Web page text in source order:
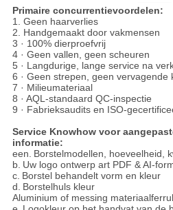
Primaire concurrentievoordelen:
1. Geen haarverlies
2. Handgemaakt door vakmensen
3 · 100% dierproefvrij
4 · Geen vallen, geen scheuren
5 · Langdurige, lange service na
6 · Geen strepen, geen vervagende
7 · Milieumateriaal
8 · AQL-standaard QC-inspectie
9 · Fabrieksaudits en ISO-
Service Knowhow voor
informatie:
een. Borstelmodellen, hoeveelheid,
b. Uw logo ontwerp art PDF & AI-
c. Borstel behandelt vorm en kleur
d. Borstelhuls kleur
Aluminium of messing